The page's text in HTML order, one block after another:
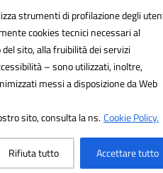
strumenti di profilazione degli
cookies tecnici necessari al
sito, alla fruibilità dei servizi
– sono utilizzati, inoltre,
messi a disposizione da Web
sito, consulta la ns.Cookie Policy.
Rifiuta tutto Accettare tutto